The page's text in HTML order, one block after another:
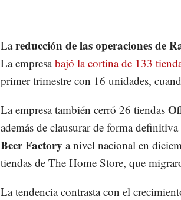
Lareducción de las operaciones de
La empresabajó la cortina de 133
primer trimestre con 16 unidades,
La empresa también cerró 26 tiendas
además de clausurar de forma
Beer Factory a nivel nacional en
tiendas de The Home Store, que
La tendencia contrasta con el